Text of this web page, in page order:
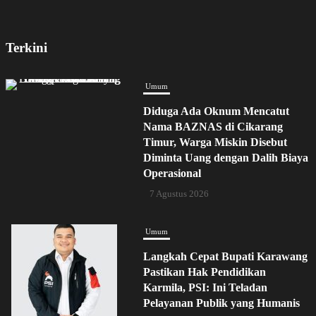
Terkini
Umum
Diduga Ada Oknum Mencatut
Nama BAZNAS di Cikarang
Timur, Warga Miskin Disebut
Diminta Uang dengan Dalih Biaya
Operasional
7 Agustus 2026
Umum
Langkah Cepat Bupati Karawang
Pastikan Hak Pendidikan
Karmila, PSI: Ini Teladan
Pelayanan Publik yang Humanis